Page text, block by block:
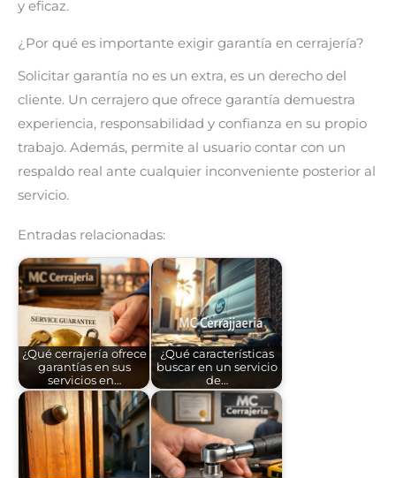
y eficaz.
¿Por qué es importante exigir garantía en cerrajería?
Solicitar garantía no es un extra, es un derecho del
cliente. Un cerrajero que ofrece garantía demuestra
experiencia, responsabilidad y confianza en su propio
trabajo. Además, permite al usuario contar con un
respaldo real ante cualquier inconveniente posterior al
servicio.
Entradas relacionadas:
¿Qué cerrajería ofrece
garantías en sus
servicios en…
¿Qué características
buscar en un servicio
de…